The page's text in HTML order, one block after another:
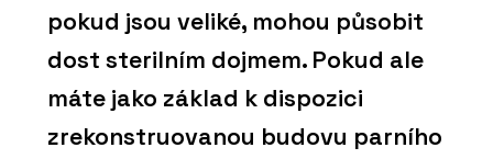
pokud jsou veliké, mohou působit
dost sterilním dojmem. Pokud ale
máte jako základ k dispozici
zrekonstruovanou budovu parního